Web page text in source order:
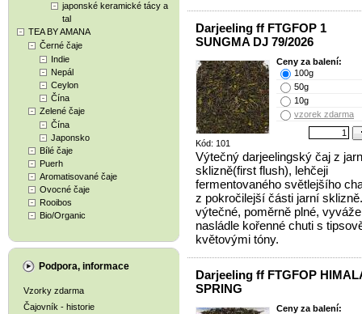
japonské keramické tácy a
tal
TEA BY AMANA
Černé čaje
Indie
Nepál
Ceylon
Čína
Zelené čaje
Čína
Japonsko
Bílé čaje
Puerh
Aromatisované čaje
Ovocné čaje
Rooibos
Bio/Organic
Podpora, informace
Vzorky zdarma
Čajovník - historie
Darjeeling ff FTGFOP 1
SUNGMA DJ 79/2026
Kód: 101
Ceny za balení:
100g
50g
10g
vzorek zdarma
Výtečný darjeelingský čaj z
sklizně(first flush), lehčeji
fermentovaného světlejšího
z pokročilejší části jarní
výtečné, poměrně plné,
nasládle kořenné chuti s
květovými tóny.
Darjeeling ff FTGFOP
SPRING
Ceny za balení: